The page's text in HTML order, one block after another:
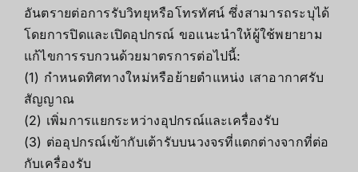
อันตรายต่อการรับวิทยุหรือโทรทัศน์ ซึ่งสามารถระบุได้
โดยการปิดและเปิดอุปกรณ์ ขอแนะนำให้ผู้ใช้พยายาม
แก้ไขการรบกวนด้วยมาตรการต่อไปนี้:
(1) กำหนดทิศทางใหม่หรือย้ายตำแหน่ง เสาอากาศรับ
สัญญาณ
(2) เพิ่มการแยกระหว่างอุปกรณ์และเครื่องรับ
(3) ต่ออุปกรณ์เข้ากับเต้ารับบนวงจรที่แตกต่างจากที่ต่อ
กับเครื่องรับ